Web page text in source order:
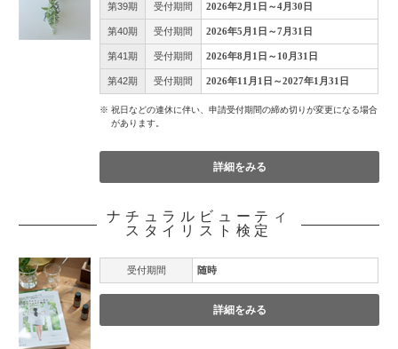
第39期 受付期間 2026年2月1日～4月30日
第40期 受付期間 2026年5月1日～7月31日
第41期 受付期間 2026年8月1日～10月31日
第42期 受付期間 2026年11月1日～2027年1月31日
※ 祝日などの連休に伴い、申請受付期間の締め切りが変更になる場合
があります。
詳細をみる
ナチュラルビューティ
スタイリスト検定
受付期間 随時
詳細をみる